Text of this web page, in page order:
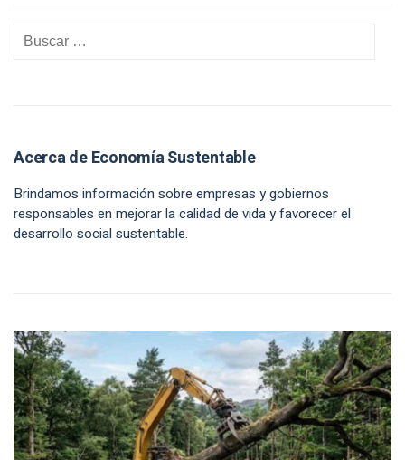
Acerca de Economía Sustentable
Brindamos información sobre empresas y gobiernos
responsables en mejorar la calidad de vida y favorecer el
desarrollo social sustentable.